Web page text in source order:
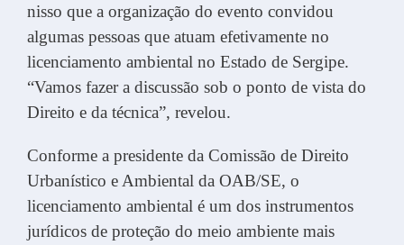
nisso que a organização do evento convidou
algumas pessoas que atuam efetivamente no
licenciamento ambiental no Estado de Sergipe.
“Vamos fazer a discussão sob o ponto de vista do
Direito e da técnica”, revelou.
Conforme a presidente da Comissão de Direito
Urbanístico e Ambiental da OAB/SE, o
licenciamento ambiental é um dos instrumentos
jurídicos de proteção do meio ambiente mais